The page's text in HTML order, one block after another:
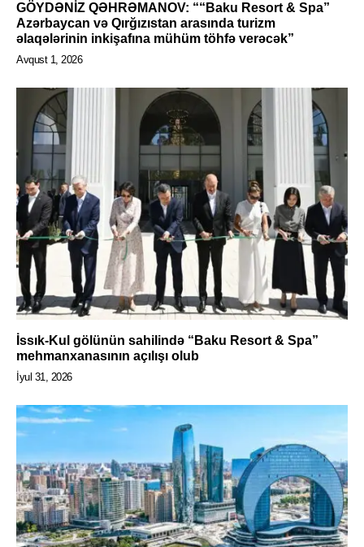
GÖYDƏNİZ QƏHRƏMANOV: ““Baku Resort & Spa”
Azərbaycan və Qırğızıstan arasında turizm
əlaqələrinin inkişafına mühüm töhfə verəcək”
Avqust 1, 2026
İssık-Kul gölünün sahilində “Baku Resort & Spa”
mehmanxanasının açılışı olub
İyul 31, 2026